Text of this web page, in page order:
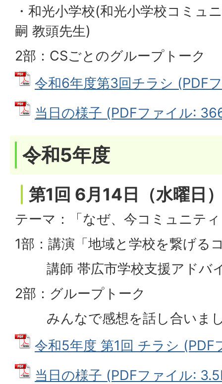
・和光小学校(和光小学校コミュ
嗣 教頭先生)
2部：CSごとのグループトーク
令和6年度第3回チラシ (PDF
当日の様子 (PDFファイル:
令和5年度
第1回 6月14日（水曜日
テーマ：「なぜ、今コミュニテ
1部：講演「地域と学校を繋げる
講師 帯広市学校支援アドバ
2部：グループトーク
みんなで感想を話し合いま
令和5年度 第1回 チラシ (PDF
当日の様子 (PDFファイル: